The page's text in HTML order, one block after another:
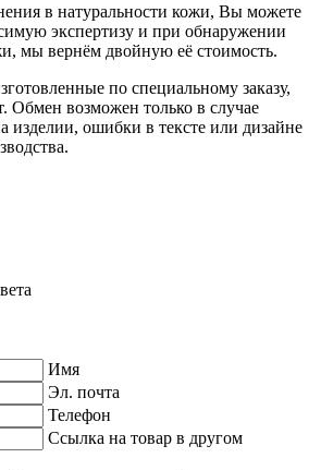
в натуральности кожи, Вы можете
экспертизу и при обнаружении
мы вернём двойную её стоимость.
по специальному заказу,
Обмен возможен только в случае
изделии, ошибки в тексте или дизайне
Имя
Эл. почта
Телефон
Ссылка на товар в другом